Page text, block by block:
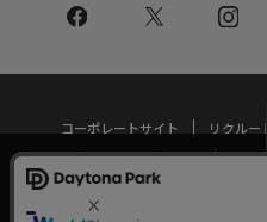
コーポレートサイト リクルート
プライバシーポリシー
特定
当サイトでは利用体験の向上および
の分析を目的としてCookieを使用して